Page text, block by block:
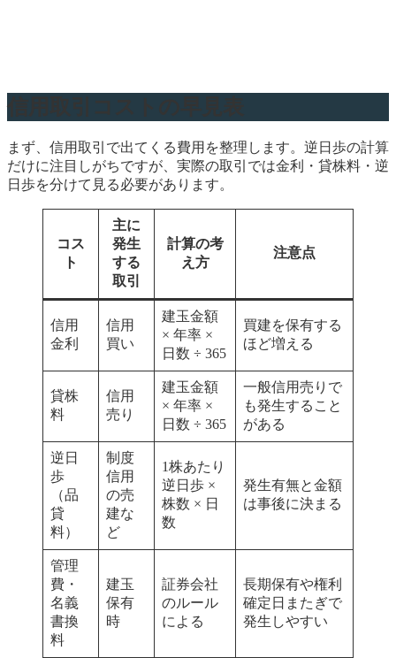
まず、信用取引で出てくる費用を整理します。逆日歩の計算
だけに注目しがちですが、実際の取引では金利・貸株料・逆
日歩を分けて見る必要があります。
コス
ト
主に
発生
する
取引
計算の考
え方
注意点
信用
金利
信用
買い
建玉金額
× 年率 ×
日数 ÷ 365
買建を保有する
ほど増える
貸株
料
信用
売り
建玉金額
× 年率 ×
日数 ÷ 365
一般信用売りで
も発生すること
がある
逆日
歩
（品
貸
料）
制度
信用
の売
建な
ど
1株あたり
逆日歩 ×
株数 × 日
数
発生有無と金額
は事後に決まる
管理
費・
名義
書換
料
建玉
保有
時
証券会社
のルール
による
長期保有や権利
確定日またぎで
発生しやすい